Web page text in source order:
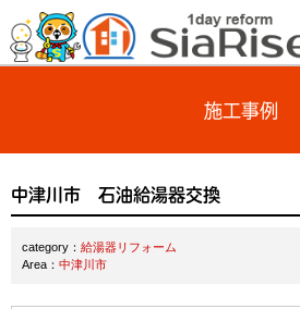
施工事例
中津川市 石油給湯器交換
category： 給湯器リフォーム
Area： 中津川市